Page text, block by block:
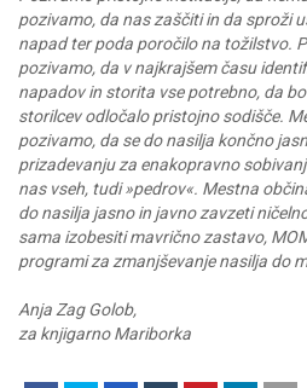
pozivamo, da nas zaščiti in da sproži
napad ter poda poročilo na tožilstvo.
pozivamo, da v najkrajšem času
napadov in storita vse potrebno, da
storilcev odločalo pristojno sodišče.
pozivamo, da se do nasilja končno
prizadevanju za enakopravno
nas vseh, tudi »pedrov«. Mestna
do nasilja jasno in javno zavzeti
sama izobesiti mavrično zastavo,
programi za zmanjševanje nasilja do
Anja Zag Golob,
za knjigarno Mariborka